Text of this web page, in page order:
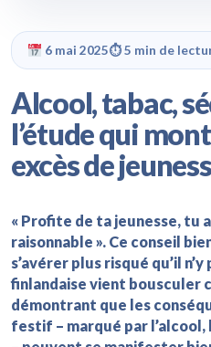
6 mai 2025⏱ 5 min de
Alcool, tabac,
l’étude qui
excès de
« Profite de ta jeunesse, tu
raisonnable ». Ce conseil
s’avérer plus risqué qu’il
finlandaise vient bousculer
démontrant que les
festif – marqué par